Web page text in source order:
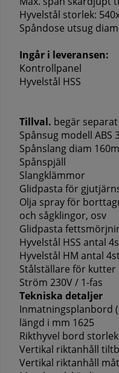
Hyvelstål storlek:
Spåndose utsug
Ingår i leveransen:
Kontrollpanel
Hyvelstål HSS
Tillval. begär
Spånsug modell ABS
Spånslang diam
Spånspjäll
Slangklämmor
Glidpasta för
Olja spray för
och sågklingor, osv
Glidpasta
Hyvelstål HSS antal
Hyvelstål HM antal
Stålställare för kutter
Ström 230V / 1-fas
Tekniska detaljer
Inmatningsplanbord
längd i mm 1625
Rikthyvel bord
Vertikal riktanhåll
Vertikal riktanhåll